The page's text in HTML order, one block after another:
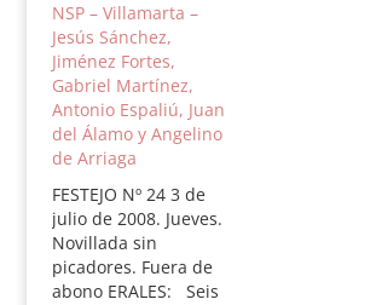
NSP – Villamarta –
Jesús Sánchez,
Jiménez Fortes,
Gabriel Martínez,
Antonio Espaliú, Juan
del Álamo y Angelino
de Arriaga
FESTEJO Nº 24 3 de
julio de 2008. Jueves.
Novillada sin
picadores. Fuera de
abono ERALES: Seis